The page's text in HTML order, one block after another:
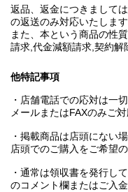
返品、返金につきまして
の返送のみ対応いたします
また、本という商品の性
請求,代金減額請求,契約解
他特記事項
・店舗電話での応対は一
メールまたはFAXのみご対
・掲載商品は店頭にない
店頭でのご購入をご希望
・通常は領収書を発行し
のコメント欄またはご入